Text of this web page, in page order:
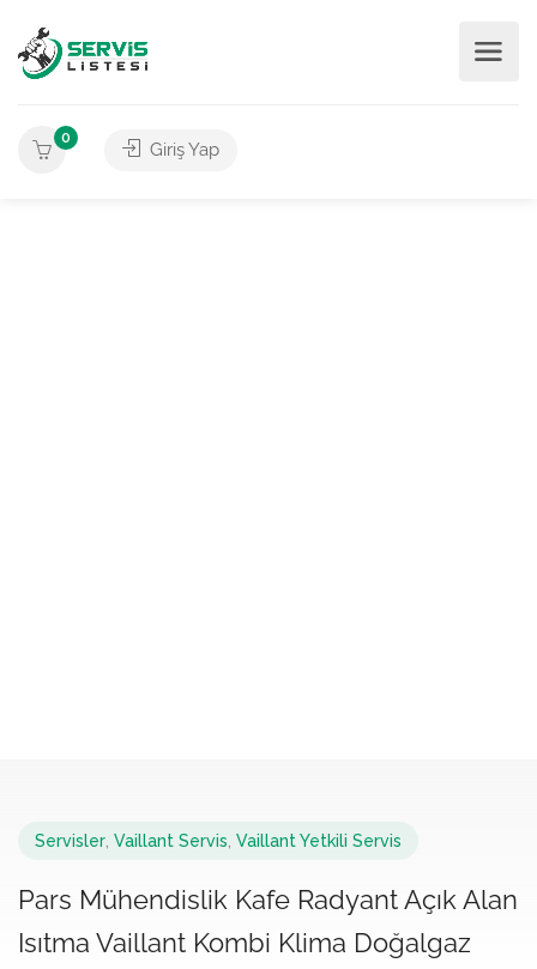
0
Giriş Yap
Servisler Vaillant Servis Vaillant Yetkili Servis
Pars Mühendislik Kafe Radyant Açık Alan
Isıtma Vaillant Kombi Klima Doğalgaz